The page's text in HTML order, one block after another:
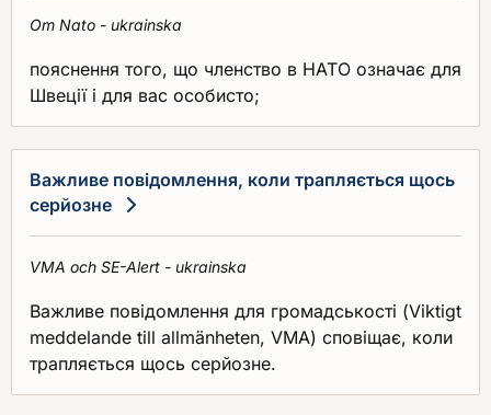
Om Nato - ukrainska
пояснення того, що членство в НАТО означає для
Швеції і для вас особисто;
Важливе повідомлення, коли трапляється щось
серйозне
VMA och SE-Alert - ukrainska
Важливе повідомлення для громадськості (Viktigt
meddelande till allmänheten, VMA) сповіщає, коли
трапляється щось серйозне.